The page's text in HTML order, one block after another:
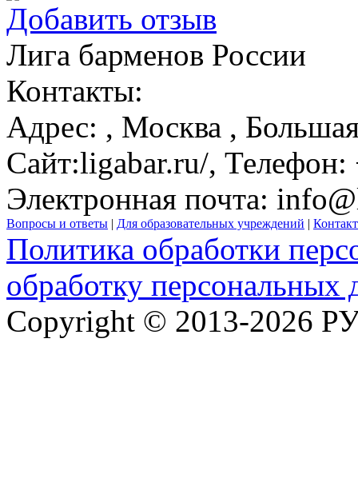
Добавить отзыв
Лига барменов России
Контакты:
Адрес: , Москва ,
Сайт:ligabar.ru/, Телефон:
Электронная почта:
Вопросы и ответы | Для образовательных учреждений |
Политика обработки
обработку персональных
Copyright © 2013-2026